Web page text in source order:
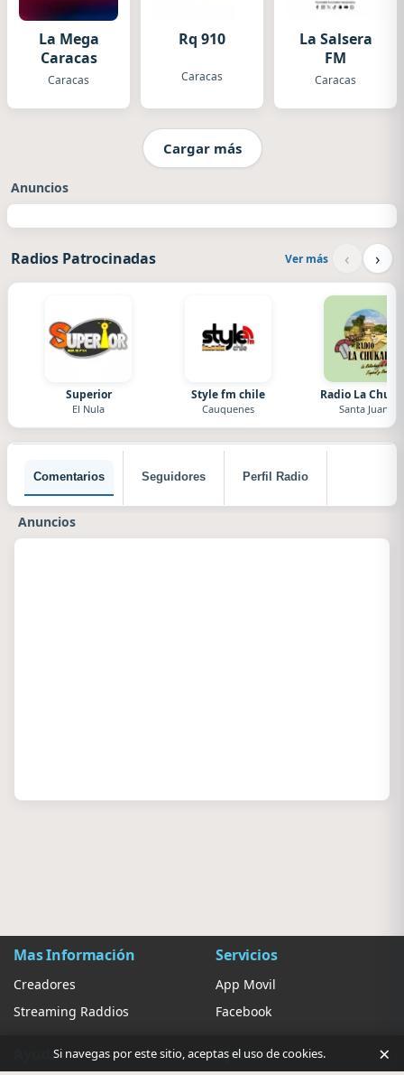
La Mega
Caracas
Caracas
Rq 910
Caracas
La Salsera
FM
Caracas
Cargar más
Anuncios
Radios Patrocinadas Ver más ‹ ›
Superior
El Nula
Style fm chile
Cauquenes
Radio La
Santa Juana
Comentarios Seguidores Perfil Radio
Anuncios
Mas Información
Creadores
Streaming Raddios
Servicios
App Movil
Facebook
Ayuda Ajustes
Si navegas por este sitio, aceptas el uso de cookies. ×